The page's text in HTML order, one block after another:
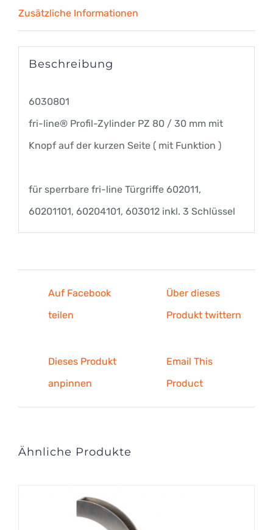
mit
auf
kurzen
Seite
(
Funktion
)
Menge
Zusätzliche Informationen
Beschreibung
6030801
fri-line® Profil-Zylinder PZ 80 / 30 mm mit
Knopf auf der kurzen Seite ( mit Funktion )
für sperrbare fri-line Türgriffe 602011,
60201101, 60204101, 603012 inkl. 3 Schlüssel
Auf Facebook
teilen
Über dieses
Produkt twittern
Dieses Produkt
anpinnen
Email This
Product
Ähnliche Produkte